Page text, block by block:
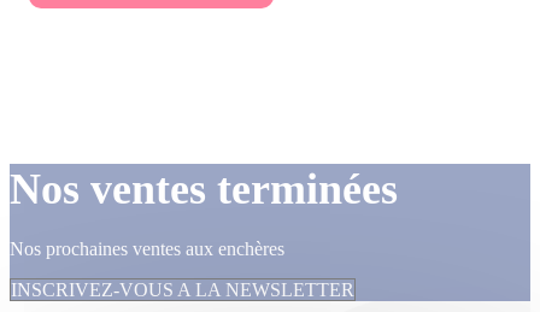
Nos ventes terminées
Nos prochaines ventes aux enchères
INSCRIVEZ-VOUS A LA NEWSLETTER